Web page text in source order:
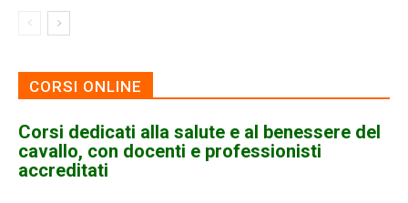
CORSI ONLINE
Corsi dedicati alla salute e al benessere del
cavallo, con docenti e professionisti
accreditati